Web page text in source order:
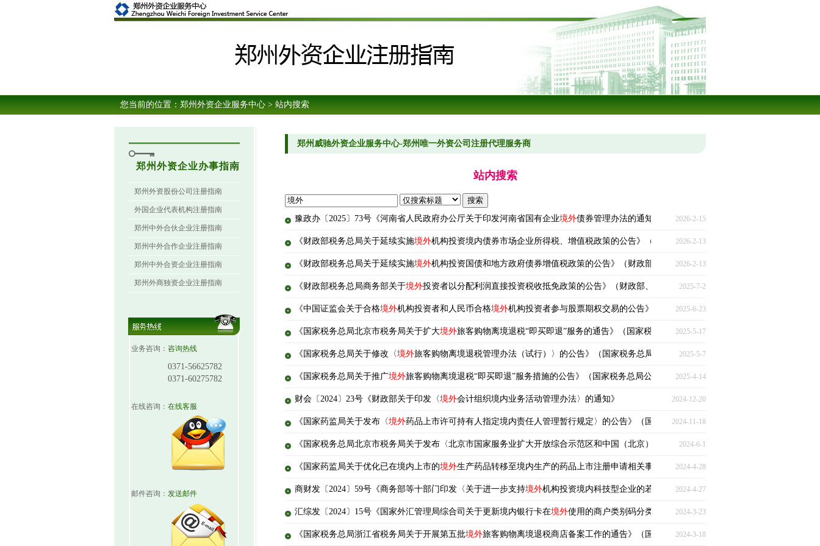
您当前的位置： 郑州外资企业服务中心 > 站内搜索
郑州外资企业办事指南
郑州外资股份公司注册指南
外国企业代表机构注册指南
郑州中外合伙企业注册指南
郑州中外合作企业注册指南
郑州中外合资企业注册指南
郑州外商独资企业注册指南
业务咨询： 咨询热线
0371-56625782
0371-60275782
在线咨询： 在线客服
邮件咨询： 发送邮件
郑州威驰外资企业服务中心-郑州唯一外资公司注册代理服务商
站内搜索
豫政办〔2025〕73号《河南省人民政府办公厅关于印发河南省国有企业境外债券管理办法的通知》 2026-2-15
《财政部税务总局关于延续实施境外机构投资境内债券市场企业所得税、增值税政策的公告》（财政部、税务总局公告2026年第5号）
2026-2-13
《财政部税务总局关于延续实施境外机构投资国债和地方政府债券增值税政策的公告》（财政部、税务总局公告2026年第6号）
2026-2-13
《财政部税务总局商务部关于境外投资者以分配利润直接投资税收抵免政策的公告》（财政部、税务总局、商务部公告2025年第2号）
2025-7-2
《中国证监会关于合格境外机构投资者和人民币合格境外机构投资者参与股票期权交易的公告》（证监会公告〔2025〕13号）
2025-6-23
《国家税务总局北京市税务局关于扩大境外旅客购物离境退税“即买即退”服务的通告》（国家税务总局北京市税务局通告〔2025〕3号）
2025-5-17
《国家税务总局关于修改〈境外旅客购物离境退税管理办法（试行）〉的公告》（国家税务总局公告2025年第11号）
2025-5-7
《国家税务总局关于推广境外旅客购物离境退税“即买即退”服务措施的公告》（国家税务总局公告2025年第9号）
2025-4-14
财会〔2024〕23号《财政部关于印发〈境外会计组织境内业务活动管理办法〉的通知》 2024-12-20
《国家药监局关于发布〈境外药品上市许可持有人指定境内责任人管理暂行规定〉的公告》（国家药品监督管理局公告2024年第137号）
2024-11-18
《国家税务总局北京市税务局关于发布〈北京市国家服务业扩大开放综合示范区和中国（北京）自由贸易试验区
2024-6-1
《国家药监局关于优化已在境内上市的境外生产药品转移至境内生产的药品上市注册申请相关事项的公告》（国家药品监督管理局公告2024
2024-4-28
商财发〔2024〕59号《商务部等十部门印发〈关于进一步支持境外机构投资境内科技型企业的若干政策措施〉的通知》
2024-4-27
汇综发〔2024〕15号《国家外汇管理局综合司关于更新境内银行卡在境外使用的商户类别码分类的通知》2024-3-23
《国家税务总局浙江省税务局关于开展第五批境外旅客购物离境退税商店备案工作的通告》（国家税务总局浙江省税务局通告2024年第1号）
2024-3-18